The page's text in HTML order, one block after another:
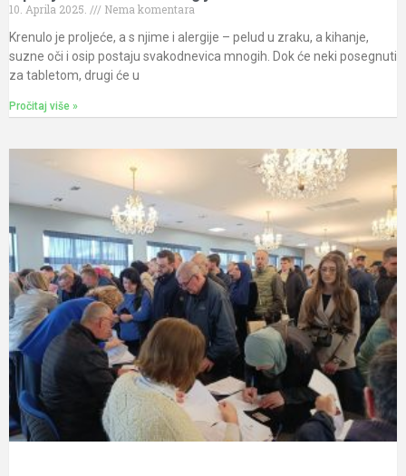
10. Aprila 2025.
Nema komentara
Krenulo je proljeće, a s njime i alergije – pelud u zraku, a kihanje,
suzne oči i osip postaju svakodnevica mnogih. Dok će neki posegnuti
za tabletom, drugi će u
Pročitaj više »